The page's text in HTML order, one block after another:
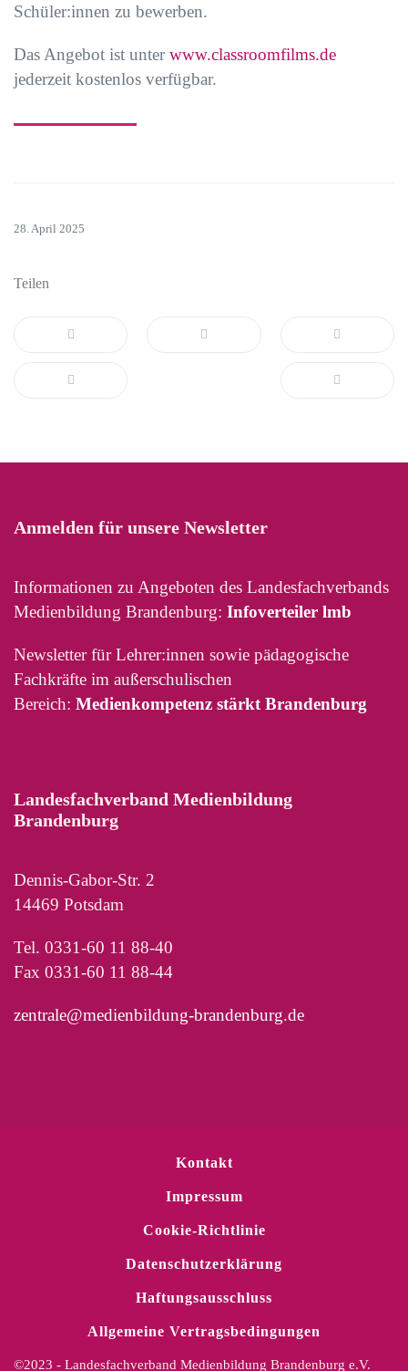
Schüler:innen zu bewerben.
Das Angebot ist unter www.classroomfilms.de
jederzeit kostenlos verfügbar.
28. April 2025
Teilen
Anmelden für unsere Newsletter
Informationen zu Angeboten des Landesfachverbands
Medienbildung Brandenburg: Infoverteiler lmb
Newsletter für Lehrer:innen sowie pädagogische
Fachkräfte im außerschulischen
Bereich: Medienkompetenz stärkt Brandenburg
Landesfachverband Medienbildung
Brandenburg
Dennis-Gabor-Str. 2
14469 Potsdam
Tel. 0331-60 11 88-40
Fax 0331-60 11 88-44
zentrale@medienbildung-brandenburg.de
Kontakt
Impressum
Cookie-Richtlinie
Datenschutzerklärung
Haftungsausschluss
Allgemeine Vertragsbedingungen
©2023 - Landesfachverband Medienbildung Brandenburg e.V.